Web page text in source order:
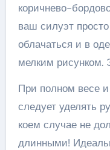
коричнево-
ваш силуэт
облачаться и в
мелким рисунком.
При полном весе
следует уделять
коем случае не
длинными!